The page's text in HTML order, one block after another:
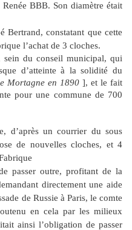
BBB. Son diamètre était
Bertrand, constatant que cette
l’achat de 3 cloches.
sein du conseil municipal, qui
d’atteinte à la solidité du
Mortagne en 1890 ], et le fait
pour une commune de 700
d’après un courrier du sous
de nouvelles cloches, et 4
passer outre, profitant de la
directement une aide
de Russie à Paris, le comte
en cela par les milieux
ainsi l’obligation de passer